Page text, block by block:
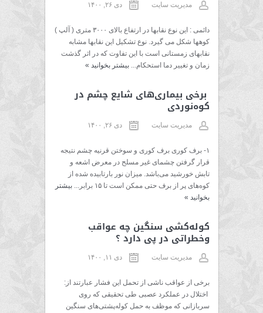
مدیریت سایت دی ۲۶, ۱۴۰۰
دائمی : این نوع نقابها در ارتفاع بالای ۳۰۰۰ متری ( آلپ )
کوهها شکل می گیرد. نوع تشکیل این نقابها مشابه
نقابهای زمستانی است با این تفاوت که در اثر گذشت
زمان و تغییر دما استحکام...بیشتر بخوانید »
برخی بیماری‌های شایع چشم در
کوه‌نوردی
مدیریت سایت دی ۲۶, ۱۴۰۰
۱- برف کوری برف کوری و سوختن قرنیه چشم نتیجه
قرار گرفتن چشمای غیر مسلح در معرض اشعه و
تابش خورشید می‌باشد. میزان نور بارتابیده شده از
کوه‌های پر از برف حتی ممکن است تا ۱۵ برابر...
بیشتر
بخوانید »
کوله‌کشی سنگین چه عواقب
وخطراتی در پی دارد ؟
مدیریت سایت دی ۱۱, ۱۴۰۰
برخی از عواقب ناشی از تحمل این فشار عبارتند از:
اختلال در عملکرد عصبی طی تحقیقی که روی
سربازانی که موظف به حمل کوله‌پشتی‌های سنگین